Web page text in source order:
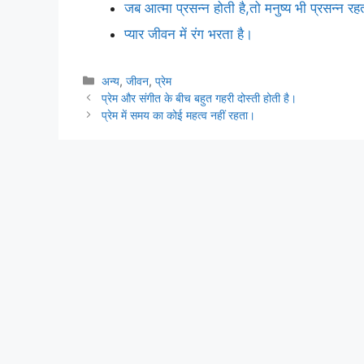
जब आत्मा प्रसन्न होती है,तो मनुष्य भी प्रसन्न
प्यार जीवन में रंग भरता है।
Categories
अन्य,जीवन,प्रेम
प्रेम और संगीत के बीच बहुत गहरी दोस्ती होती है।
प्रेम में समय का कोई महत्व नहीं रहता।